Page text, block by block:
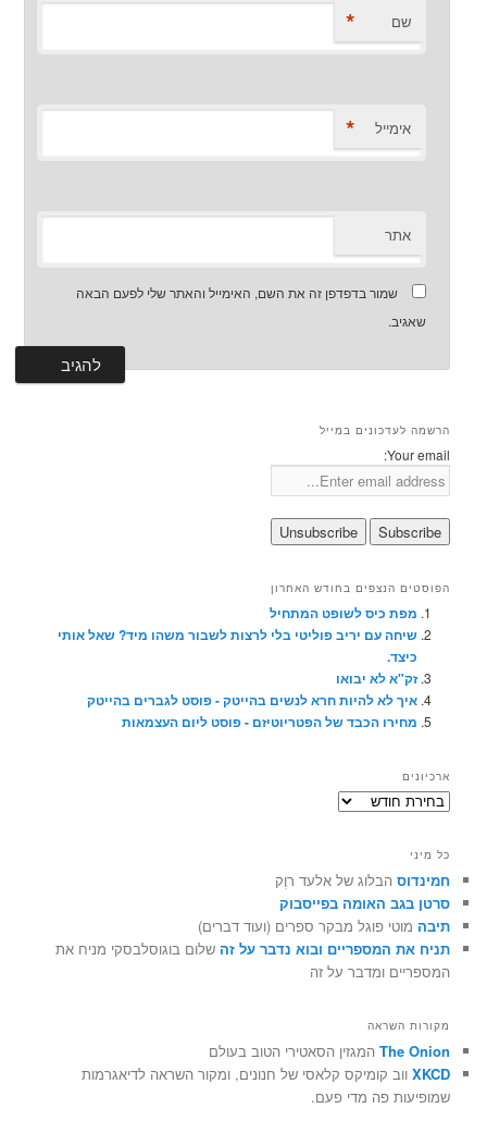
שם *
אימייל *
אתר
שמור בדפדפן זה את השם, האימייל והאתר שלי לפעם הבאה
שאגיב.
הרשמה לעדכונים במייל
Your email:
הפוסטים הנצפים בחודש האחרון
מפת כיס לשופט המתחיל
שיחה עם יריב פוליטי בלי לרצות לשבור משהו מיד? שאל אותי
כיצד.
זק"א לא יבואו
איך לא להיות חרא לנשים בהייטק - פוסט לגברים בהייטק
מחירו הכבד של הפטריוטיזם - פוסט ליום העצמאות
ארכיונים
ארכיונים
כל מיני
חמינדוס הבלוג של אלעד רוֶק
סרטן בגב האומה בפייסבוק
תיבה מוטי פוגל מבקר ספרים (ועוד דברים)
תניח את המספריים ובוא נדבר על זה שלום בוגוסלבסקי מניח את
המספריים ומדבר על זה
מקורות השראה
The Onion המגזין הסאטירי הטוב בעולם
XKCD ווב קומיקס קלאסי של חנונים, ומקור השראה לדיאגרמות
שמופיעות פה מדי פעם.